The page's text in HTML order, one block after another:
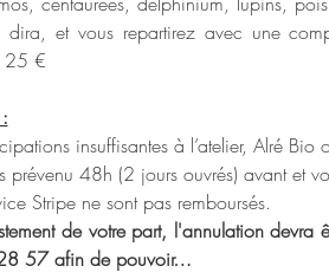
et vous repartirez avec une
25 €
insuffisantes à l’atelier, Alré
prévenu 48h (2 jours ouvrés) avant et
Stripe ne sont pas remboursés.
de votre part, l'annulation
57 afin de pouvoir…